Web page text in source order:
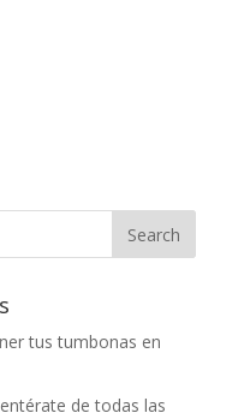
tus tumbonas en
de todas las